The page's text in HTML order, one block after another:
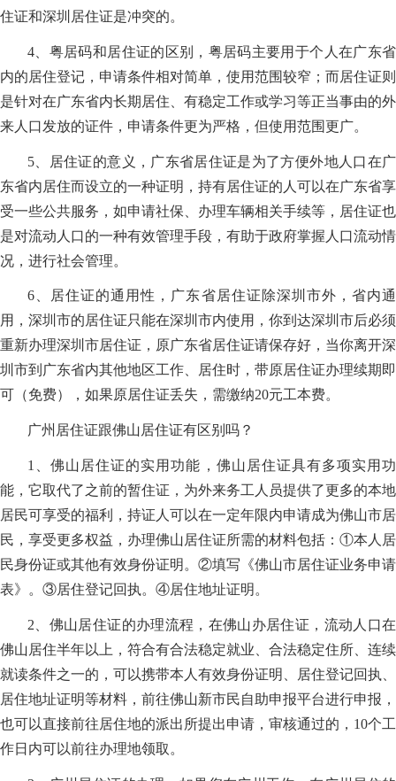
住证和深圳居住证是冲突的。
4、粤居码和居住证的区别，粤居码主要用于个人在广东省
内的居住登记，申请条件相对简单，使用范围较窄；而居住证则
是针对在广东省内长期居住、有稳定工作或学习等正当事由的外
来人口发放的证件，申请条件更为严格，但使用范围更广。
5、居住证的意义，广东省居住证是为了方便外地人口在广
东省内居住而设立的一种证明，持有居住证的人可以在广东省享
受一些公共服务，如申请社保、办理车辆相关手续等，居住证也
是对流动人口的一种有效管理手段，有助于政府掌握人口流动情
况，进行社会管理。
6、居住证的通用性，广东省居住证除深圳市外，省内通
用，深圳市的居住证只能在深圳市内使用，你到达深圳市后必须
重新办理深圳市居住证，原广东省居住证请保存好，当你离开深
圳市到广东省内其他地区工作、居住时，带原居住证办理续期即
可（免费），如果原居住证丢失，需缴纳20元工本费。
广州居住证跟佛山居住证有区别吗？
1、佛山居住证的实用功能，佛山居住证具有多项实用功
能，它取代了之前的暂住证，为外来务工人员提供了更多的本地
居民可享受的福利，持证人可以在一定年限内申请成为佛山市居
民，享受更多权益，办理佛山居住证所需的材料包括：①本人居
民身份证或其他有效身份证明。②填写《佛山市居住证业务申请
表》。③居住登记回执。④居住地址证明。
2、佛山居住证的办理流程，在佛山办居住证，流动人口在
佛山居住半年以上，符合有合法稳定就业、合法稳定住所、连续
就读条件之一的，可以携带本人有效身份证明、居住登记回执、
居住地址证明等材料，前往佛山新市民自助申报平台进行申报，
也可以直接前往居住地的派出所提出申请，审核通过的，10个工
作日内可以前往办理地领取。